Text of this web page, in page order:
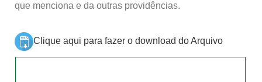
que menciona e da outras providências.
Clique aqui para fazer o download do Arquivo